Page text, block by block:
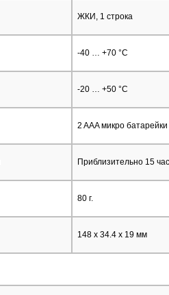
ЖКИ, 1 строка
-40 … +70 °C
-20 … +50 °C
2 AAA микро батарейки
Приблизительно 15
80 г.
148 x 34.4 x 19 мм